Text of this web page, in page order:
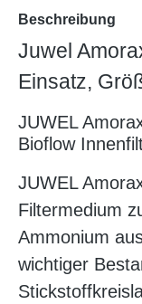
Beschreibung
Juwel
Einsatz,
JUWEL
Bioflow
JUWEL
Filtermedium
Ammonium
wichtiger